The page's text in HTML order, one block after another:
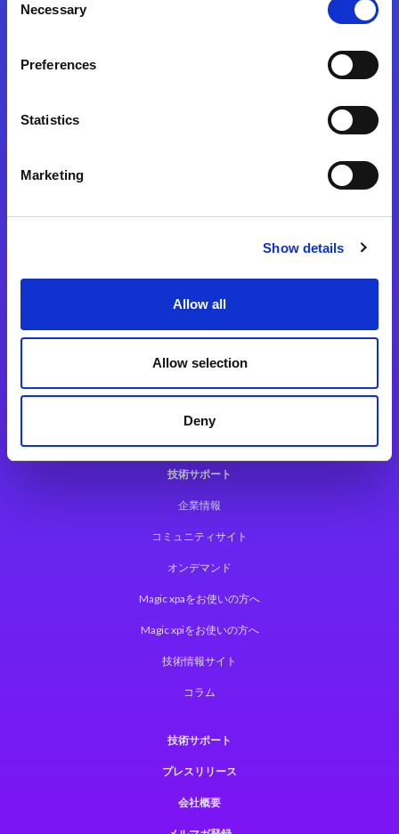
Selection
Necessary
Preferences
Statistics
Marketing
Show details
Allow all
Allow selection
Deny
Magic xpa関連ソフトウェア
Magic xpi
Magic xpi製品詳細
Magic xpi購入後手続きのご案内
Magic xpi Cloud Gateway
技術サポート
企業情報
コミュニティサイト
オンデマンド
Magic xpaをお使いの方へ
Magic xpiをお使いの方へ
技術情報サイト
コラム
技術サポート
プレスリリース
会社概要